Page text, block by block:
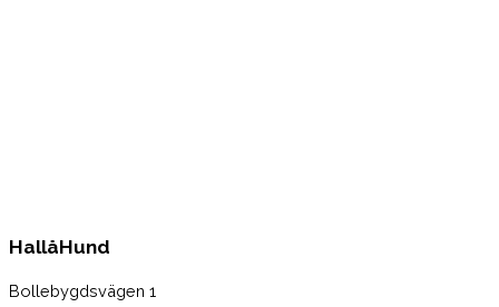
HallåHund
Bollebygdsvägen 1